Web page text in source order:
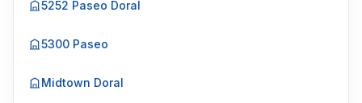
5252 Paseo Doral
5300 Paseo
Midtown Doral